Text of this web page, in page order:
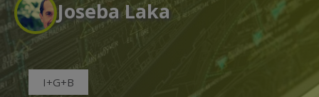
Joseba Laka
I+G+B